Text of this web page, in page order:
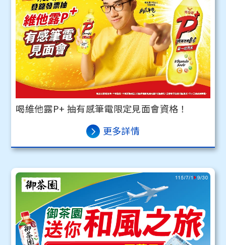
喝維他露P+ 抽有感筆電限定見面會資格！
更多詳情